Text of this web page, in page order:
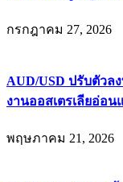
กรกฎาคม 27, 2026
AUD/USD ปรับตัวล
งานออสเตรเลียอ่อน
พฤษภาคม 21, 2026